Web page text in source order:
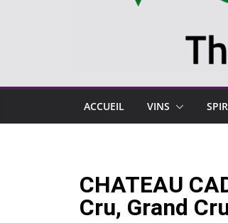
ACCUEIL VINS
CHATEAU
Cru, Grand